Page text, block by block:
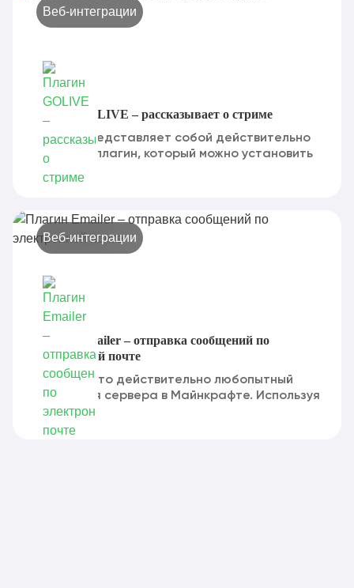
Веб-интеграции
Плагин GOLIVE – рассказывает о стриме
GOLIVE представляет собой действительно
полезный плагин, который можно установить
Веб-интеграции
Плагин Emailer – отправка сообщений по
электронной почте
Emailer - это действительно любопытный
плагин для сервера в Майнкрафте. Используя
его...